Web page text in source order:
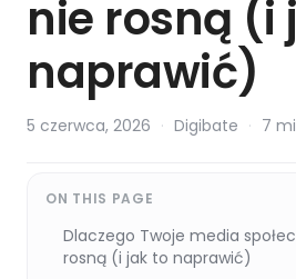
nie rosną (i
naprawić)
5 czerwca, 2026 · Digibate · 7
ON THIS PAGE
Dlaczego Twoje media
rosną (i jak to naprawić)